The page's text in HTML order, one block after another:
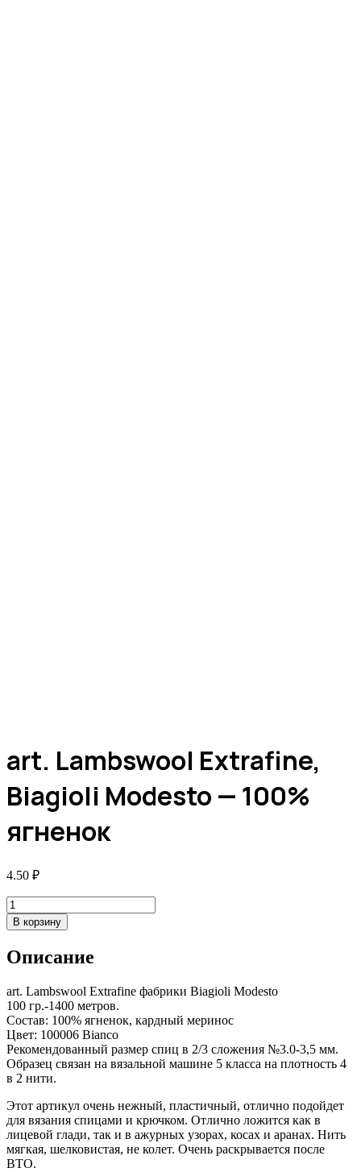
art. Lambswool Extrafine,
Biagioli Modesto — 100%
ягненок
4.50 ₽
Количество
товара
art.
Extrafine,
Modesto
-
100%
ягненок
В корзину
Описание
art. Lambswool Extrafine фабрики Biagioli Modesto
100 гр.-1400 метров.
Состав: 100% ягненок, кардный меринос
Цвет: 100006 Bianco
Рекомендованный размер спиц в 2/3 сложения №3.0-3,5 мм.
Образец связан на вязальной машине 5 класса на плотность 4
в 2 нити.
Этот артикул очень нежный, пластичный, отлично подойдет
для вязания спицами и крючком. Отлично ложится как в
лицевой глади, так и в ажурных узорах, косах и аранах. Нить
мягкая, шелковистая, не колет. Очень раскрывается после
ВТО.